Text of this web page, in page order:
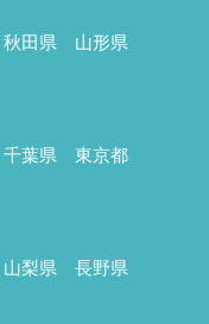
秋田県
山形県
千葉県
東京都
山梨県 長野県